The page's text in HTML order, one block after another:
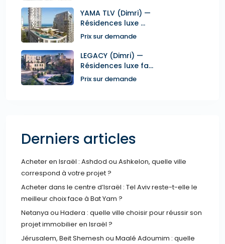
YAMA TLV (Dimri) —
Résidences luxe ...
Prix sur demande
LEGACY (Dimri) —
Résidences luxe fa...
Prix sur demande
Derniers articles
Acheter en Israël : Ashdod ou Ashkelon, quelle ville
correspond à votre projet ?
Acheter dans le centre d’Israël : Tel Aviv reste-t-elle le
meilleur choix face à Bat Yam ?
Netanya ou Hadera : quelle ville choisir pour réussir son
projet immobilier en Israël ?
Jérusalem, Beit Shemesh ou Maalé Adoumim : quelle